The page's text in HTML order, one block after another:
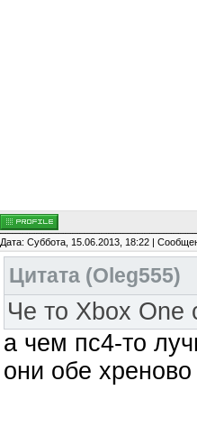
Дата: Суббота, 15.06.2013, 18:22 |
Цитата (Oleg555)
Че то Xbox One
а чем пс4-то
они обе